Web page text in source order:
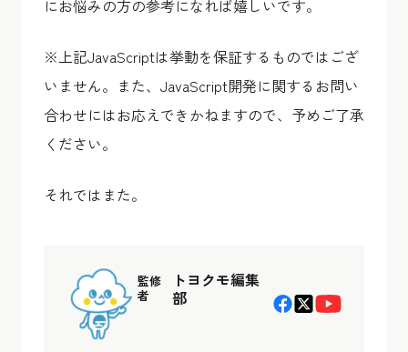
にお悩みの方の参考になれば嬉しいです。
※上記JavaScriptは挙動を保証するものではござ
いません。また、JavaScript開発に関するお問い
合わせにはお応えできかねますので、予めご了承
ください。
それではまた。
監修
者
トヨクモ編集
部